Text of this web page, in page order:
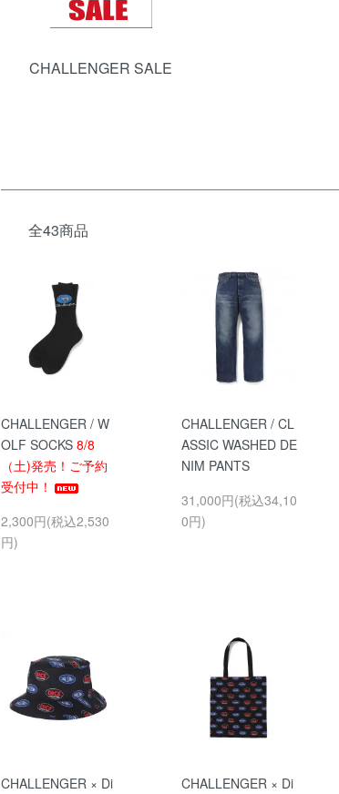
CHALLENGER SALE
全43商品
CHALLENGER / W
OLF SOCKS 8/8
（土)発売！ご予約
受付中！
2,300円(税込2,530
円)
CHALLENGER / CL
ASSIC WASHED DE
NIM PANTS
31,000円(税込34,10
0円)
CHALLENGER × Di
CHALLENGER × Di